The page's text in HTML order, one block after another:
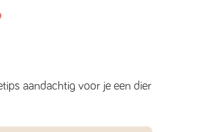
aandachtig voor je een dier